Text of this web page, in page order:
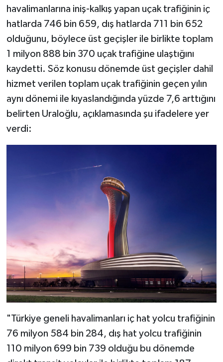
havalimanlarına iniş-kalkış yapan uçak trafiğinin iç
hatlarda 746 bin 659, dış hatlarda 711 bin 652
olduğunu, böylece üst geçişler ile birlikte toplam
1 milyon 888 bin 370 uçak trafiğine ulaştığını
kaydetti. Söz konusu dönemde üst geçişler dahil
hizmet verilen toplam uçak trafiğinin geçen yılın
aynı dönemi ile kıyaslandığında yüzde 7,6 arttığını
belirten Uraloğlu, açıklamasında şu ifadelere yer
verdi:
"Türkiye geneli havalimanları iç hat yolcu trafiğinin
76 milyon 584 bin 284, dış hat yolcu trafiğinin
110 milyon 699 bin 739 olduğu bu dönemde